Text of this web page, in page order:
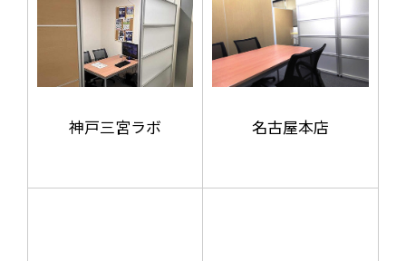
神戸三宮ラボ 名古屋本店